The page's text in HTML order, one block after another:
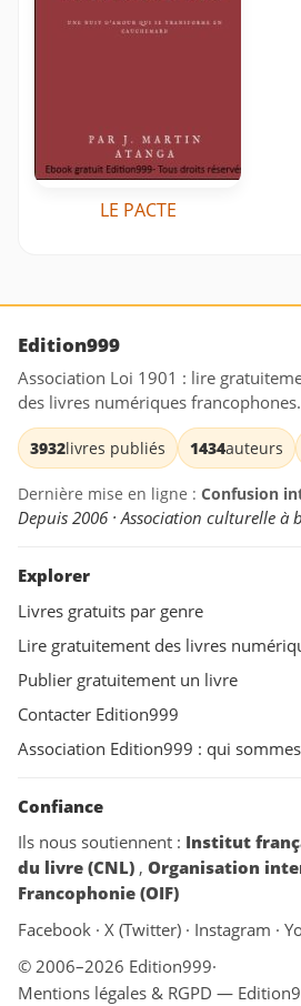
LE PACTE
Edition999
Association Loi 1901 : lire
des livres numériques francophones.
3932livres publiés 1434auteurs
Dernière mise en ligne : Confusion
Depuis 2006 · Association culturelle
Explorer
Livres gratuits par genre
Lire gratuitement des livres
Publier gratuitement un livre
Contacter Edition999
Association Edition999 : qui
Confiance
Ils nous soutiennent : Institut
du livre (CNL) , Organisation
Francophonie (OIF)
Facebook · X (Twitter) · Instagram ·
© 2006–2026 Edition999·
Mentions légales & RGPD —